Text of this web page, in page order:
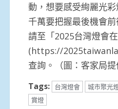
動，想要感受絢麗光彩
千萬要把握最後機會
請至「2025台灣燈會
(https://
查詢。（圖：客家局提
Tags: 台灣燈會 城市聚光
賞燈